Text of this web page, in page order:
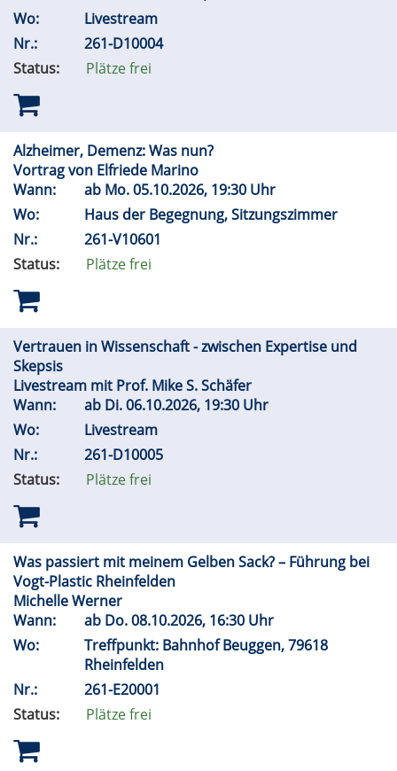
Wo:
Livestream
Nr.:
261-D10004
Status:
Plätze frei
Alzheimer, Demenz: Was nun?
Vortrag von Elfriede Marino
Wann:
ab Mo.05.10.2026, 19:30 Uhr
Wo:
Haus der Begegnung, Sitzungszimmer
Nr.:
261-V10601
Status:
Plätze frei
Vertrauen in Wissenschaft - zwischen Expertise und
Skepsis
Livestream mit Prof. Mike S. Schäfer
Wann:
ab Di.06.10.2026, 19:30 Uhr
Wo:
Livestream
Nr.:
261-D10005
Status:
Plätze frei
Was passiert mit meinem Gelben Sack? – Führung bei
Vogt-Plastic Rheinfelden
Michelle Werner
Wann:
ab Do.08.10.2026, 16:30 Uhr
Wo:
Treffpunkt: Bahnhof Beuggen, 79618
Rheinfelden
Nr.:
261-E20001
Status:
Plätze frei